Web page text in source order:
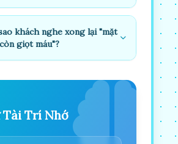
khách nghe xong lại "mặt
giọt máu"?
Tài Trí Nhớ